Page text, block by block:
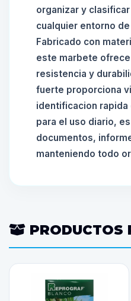
organizar y
cualquier entorno
Fabricado con
este marbete
resistencia y
fuerte proporciona
identificacion rapida
para el uso diario,
documentos,
manteniendo todo
PRODUCTOS